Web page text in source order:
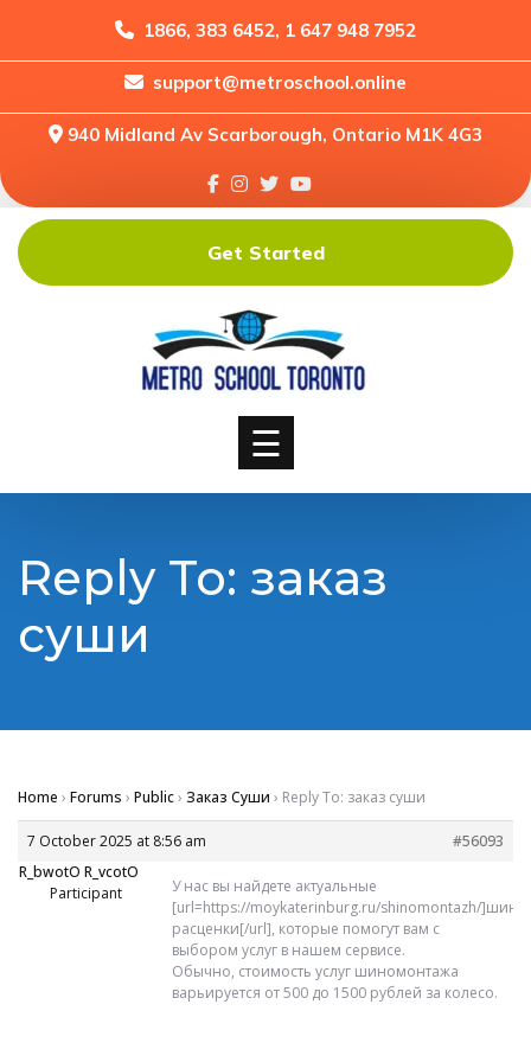
1866, 383 6452, 1 647 948 7952
support@metroschool.online
940 Midland Av Scarborough, Ontario M1K 4G3
Home
Forums
Downloads
Shop
☰
Get Started
Reply To: заказ
суши
Home › Forums › Public› Заказ Суши › Reply To: заказ суши
7 October 2025 at 8:56 am
#56093
R_bwotO R_vcotO
Participant
У нас вы найдете актуальные
[url=https://moykaterinburg.ru/shinomontazh/
расценки[/url], которые помогут вам с
выбором услуг в нашем сервисе.
Обычно, стоимость услуг шиномонтажа
варьируется от 500 до 1500 рублей за колесо.